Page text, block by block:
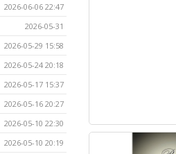
2026-06-06 22:47
2026-05-31
2026-05-29 15:58
2026-05-24 20:18
2026-05-17 15:37
2026-05-16 20:27
2026-05-10 22:30
2026-05-10 20:19